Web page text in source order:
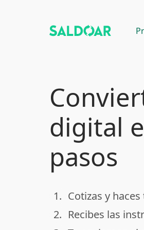
digital
pasos
done
1. Cotizas y
done
2. Recibes las